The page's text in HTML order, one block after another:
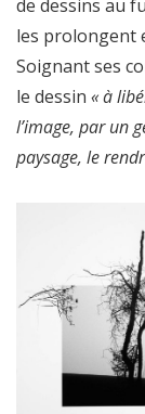
de dessins au
les prolongent
Soignant ses
le dessin « à
l’image, par un
paysage, le